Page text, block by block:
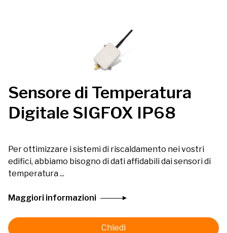
Sensore di Temperatura
Digitale SIGFOX IP68
Per ottimizzare i sistemi di riscaldamento nei vostri
edifici, abbiamo bisogno di dati affidabili dai sensori di
temperatura ...
Maggiori informazioni
Chiedi